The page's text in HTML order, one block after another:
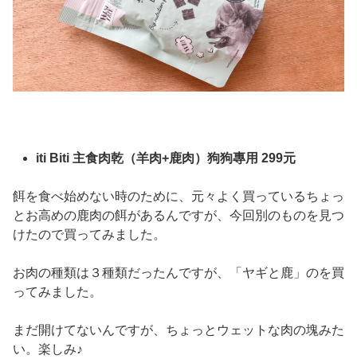
iti Biti 主食肉乾（羊肉+鹿肉）狗狗專用 299元
餌を食べ始めない時のために、元々よく買っているちょっ
とお高めの鹿肉の餌があるんですが、今回別のものを見つ
けたので買ってみました。
お肉の種類は３種類だったんですが、「ヤギと鹿」のを買
ってみました。
まだ開けてないんですが、ちょっとウェットな肉の塊みた
い。楽しみ♪